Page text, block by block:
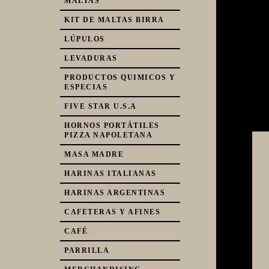
KIT DE MALTAS BIRRA
LÚPULOS
LEVADURAS
PRODUCTOS QUIMICOS Y
ESPECIAS
FIVE STAR U.S.A
HORNOS PORTÁTILES
PIZZA NAPOLETANA
MASA MADRE
HARINAS ITALIANAS
HARINAS ARGENTINAS
CAFETERAS Y AFINES
CAFÉ
PARRILLA